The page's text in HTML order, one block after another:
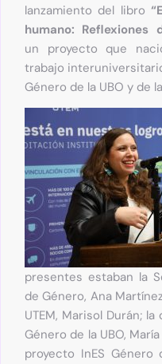
lanzamiento del libro
humano: Reflexiones
un proyecto que
trabajo
Género de la UBO y de
presentes estaban la
de Género, Ana
UTEM, Marisol Durán;
Género de la UBO,
proyecto InES Género